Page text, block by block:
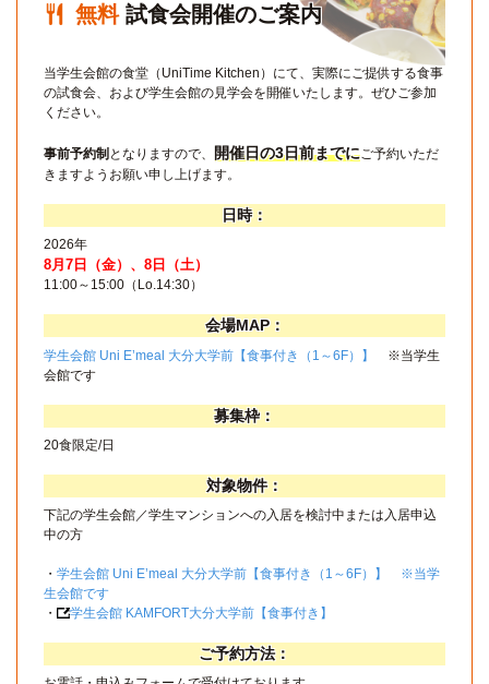
無料試食会開催のご案内
当学生会館の食堂（UniTime Kitchen）にて、実際にご提供する食事
の試食会、 および学生会館の見学会を開催いたします。ぜひご参加
ください。
事前予約制 となりますので、 開催日の3日前までにご予約いただ
きますようお願い申し上げます。
日時：
2026年
8月7日（金）、8日（土）
11:00～15:00（Lo.14:30）
会場MAP：
学生会館 Uni E’meal 大分大学前【食事付き（1～6F）】
※当学生
会館です
募集枠：
20食限定/日
対象物件：
下記の学生会館／学生マンションへの入居を検討中または入居申込
中の方
・ 学生会館 Uni E’meal 大分大学前【食事付き（1～6F）】 ※当学
生会館です
・
学生会館 KAMFORT大分大学前【食事付き】
ご予約方法：